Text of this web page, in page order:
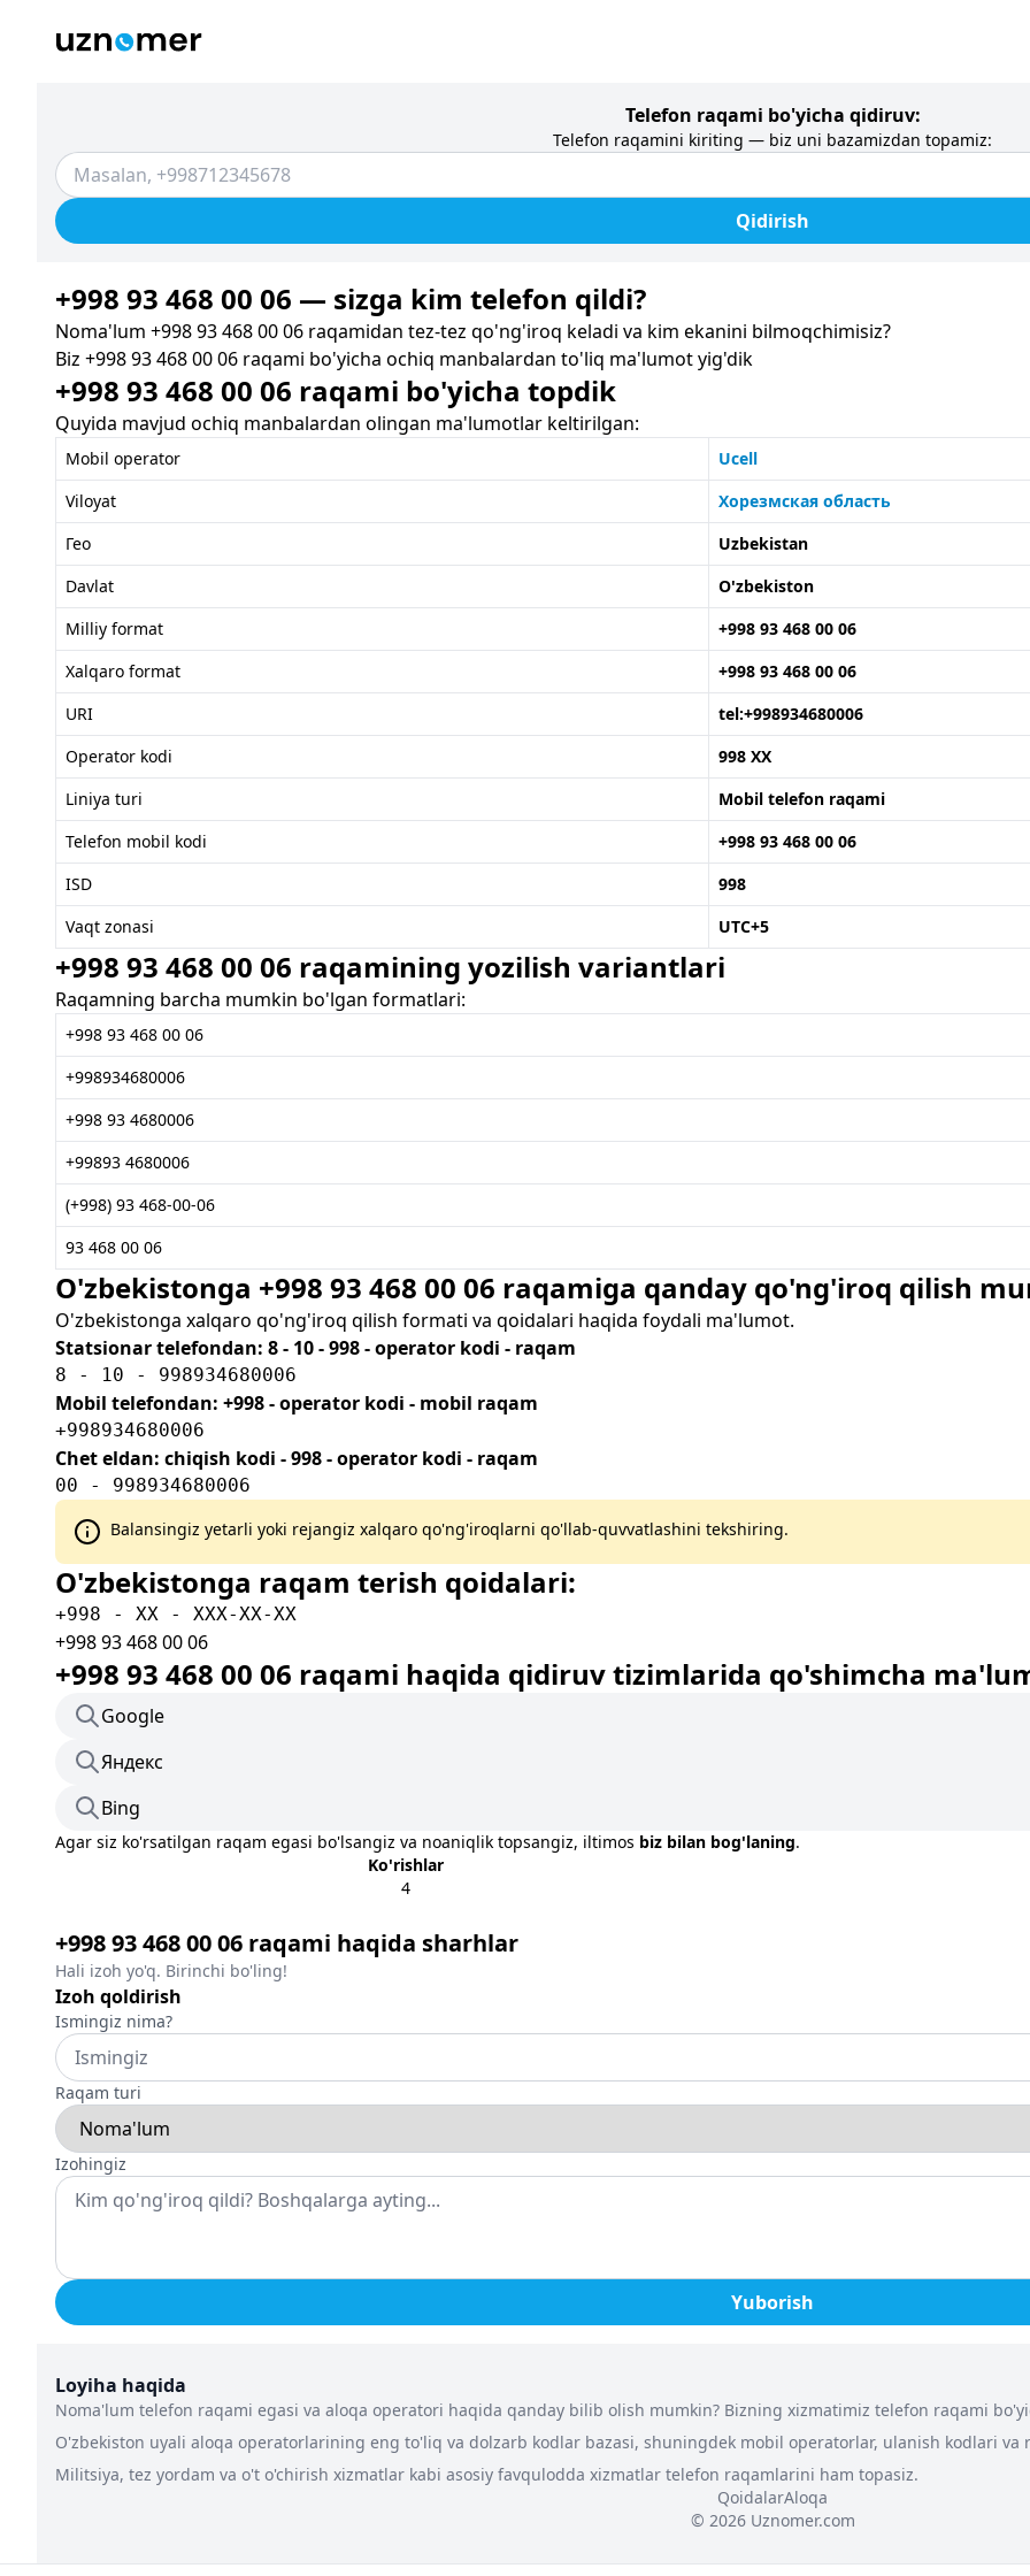
Telefon raqami bo'yicha qidiruv:
Telefon raqamini kiriting — biz uni bazamizdan topamiz:
Qidirish
+998 93 468 00 06 — sizga kim telefon qildi?
Noma'lum +998 93 468 00 06 raqamidan tez-tez qo'ng'iroq keladi va kim ekanini bilmoqchimisiz?
Biz +998 93 468 00 06 raqami bo'yicha ochiq manbalardan to'liq ma'lumot yig'dik
+998 93 468 00 06 raqami bo'yicha topdik
Quyida mavjud ochiq manbalardan olingan ma'lumotlar keltirilgan:
Mobil operator
Ucell
Viloyat
Хорезмская область
Гео
Uzbekistan
Davlat
O'zbekiston
Milliy format
+998 93 468 00 06
Xalqaro format
+998 93 468 00 06
URI
tel:+998934680006
Operator kodi
998 XX
Liniya turi
Mobil telefon raqami
Telefon mobil kodi
+998 93 468 00 06
ISD
998
Vaqt zonasi
UTC+5
+998 93 468 00 06 raqamining yozilish variantlari
Raqamning barcha mumkin bo'lgan formatlari:
+998 93 468 00 06
+998934680006
+998 93 4680006
+99893 4680006
(+998) 93 468-00-06
93 468 00 06
O'zbekistonga +998 93 468 00 06 raqamiga qanday qo'ng'iroq qilish
O'zbekistonga xalqaro qo'ng'iroq qilish formati va qoidalari haqida foydali ma'lumot.
Statsionar telefondan: 8 - 10 - 998 - operator kodi - raqam
8 - 10 - 998934680006
Mobil telefondan: +998 - operator kodi - mobil raqam
+998934680006
Chet eldan: chiqish kodi - 998 - operator kodi - raqam
00 - 998934680006
Balansingiz yetarli yoki rejangiz xalqaro qo'ng'iroqlarni qo'llab-quvvatlashini tekshiring.
O'zbekistonga raqam terish qoidalari:
+998 - XX - XXX-XX-XX
+998 93 468 00 06
+998 93 468 00 06 raqami haqida qidiruv tizimlarida qo'shimcha
Google
Яндекс
Bing
Agar siz ko'rsatilgan raqam egasi bo'lsangiz va noaniqlik topsangiz, iltimos biz bilan bog'laning.
Ko'rishlar
4
+998 93 468 00 06 raqami haqida sharhlar
Hali izoh yo'q. Birinchi bo'ling!
Izoh qoldirish
Ismingiz nima?
Raqam turi
Izohingiz
Yuborish
Loyiha haqida
Noma'lum telefon raqami egasi va aloqa operatori haqida qanday bilib olish mumkin? Bizning xizmatimiz telefon raqami
O'zbekiston uyali aloqa operatorlarining eng to'liq va dolzarb kodlar bazasi, shuningdek mobil operatorlar, ulanish kodlari
Militsiya, tez yordam va o't o'chirish xizmatlar kabi asosiy favqulodda xizmatlar telefon raqamlarini ham topasiz.
QoidalarAloqa
© 2026 Uznomer.com